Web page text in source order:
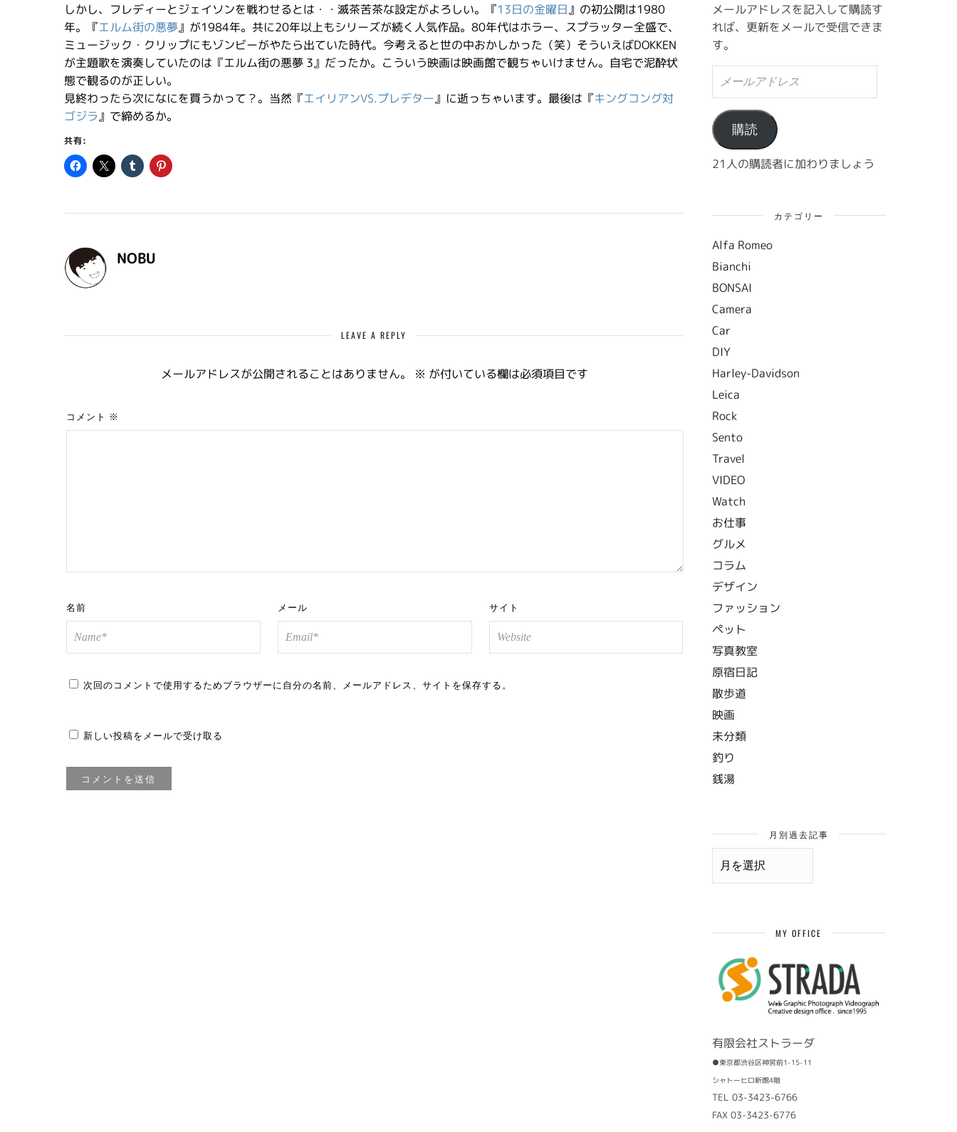
しかし、フレディーとジェイソンを戦わせるとは・・滅茶苦茶な設定がよろしい。『13日の金曜日』の初公開は1980
年。『エルム街の悪夢』が1984年。共に20年以上もシリーズが続く人気作品。80年代はホラー、スプラッター全盛で、
ミュージック・クリップにもゾンビーがやたら出ていた時代。今考えると世の中おかしかった（笑）そういえばDOKKEN
が主題歌を演奏していたのは『エルム街の悪夢 3』だったか。こういう映画は映画館で観ちゃいけません。自宅で泥酔状
態で観るのが正しい。
見終わったら次になにを買うかって？。当然『エイリアンVS.プレデター』に逝っちゃいます。最後は『キングコング対
ゴジラ』で締めるか。
共有:
NOBU
LEAVE A REPLY
メールアドレスが公開されることはありません。 ※ が付いている欄は必須項目です
コメント ※
名前 メール サイト
次回のコメントで使用するためブラウザーに自分の名前、メールアドレス、サイトを保存する。
新しい投稿をメールで受け取る
メールアドレスを記入して購読す
れば、更新をメールで受信できま
す。
ル
ア
ド
レ
ス
購読
21人の購読者に加わりましょう
カテゴリー
Alfa Romeo
Bianchi
BONSAI
Camera
Car
DIY
Harley-Davidson
Leica
Rock
Sento
Travel
VIDEO
Watch
お仕事
グルメ
コラム
デザイン
ファッション
ペット
写真教室
原宿日記
散歩道
映画
未分類
釣り
銭湯
月別過去記事
月
MY OFFICE
有限会社ストラーダ
●東京都渋谷区神宮前1-15-11
シャトーヒロ新館4階
TEL 03-3423-6766
FAX 03-3423-6776